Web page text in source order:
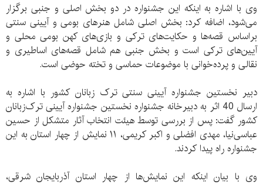
وی با اشاره به اینکه این جشنواره در دو بخش اصلی و جنبی برگزار
می‌شود، اضافه کرد: بخش اصلی شامل هنرهای بومی و آیینی سنتی
براساس قصه‌ها و حکایت‌های ترکی و بازی‌های کهن بومی محلی و
آیین‌های ترکی است و بخش جنبی هم شامل قصه‌‎های اساطیری و
نقالی و پرده‌خوانی با موضوعات حماسی و تخته حوضی است.
دبیر نخستین جشنواره آیینی سنتی ترک زبانان کشور با اشاره به
ارسال 40 اثر به دبیرخانه جشنواره نخستین جشنواره آیینی ترک‌زبانان
کشور گفت: پس از بررسی توسط هیئت انتخاب آثار متشکل از حسین
عباسی‌نیا، مهدی افضلی و اکبر کریمی، ۱۱ نمایش از چهار استان به این
جشنواره راه پیدا کردند.
وی با بیان اینکه این نمایش‌ها از چهار استان آذربایجان شرقی،